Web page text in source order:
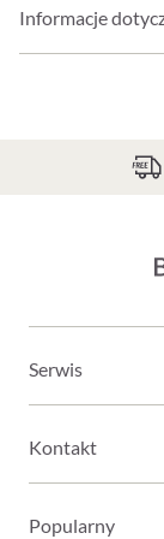
Informacje
Serwis
Kontakt
Popularny